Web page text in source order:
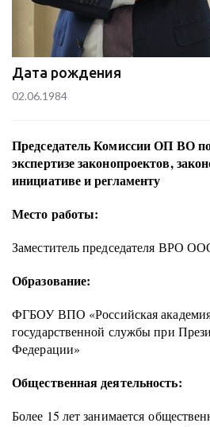
Дата рождения
02.06.1984
Председатель Комиссии ОП ВО
экспертизе законопроектов,
инициативе и регламенту
Место работы:
Заместитель председателя ВРО
Образование:
ФГБОУ ВПО «Российская академия
государственной службы при
Федерации»
Общественная деятельность:
Более 15 лет занимается